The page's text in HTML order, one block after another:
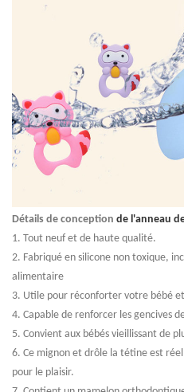
Détails de conception de l'anneau
1. Tout neuf et de haute qualité.
2. Fabriqué en silicone non toxique,
alimentaire
3. Utile pour réconforter votre bébé
4. Capable de renforcer les gencives
5. Convient aux bébés vieillissant de
6. Ce mignon et drôle la tétine est
pour le plaisir.